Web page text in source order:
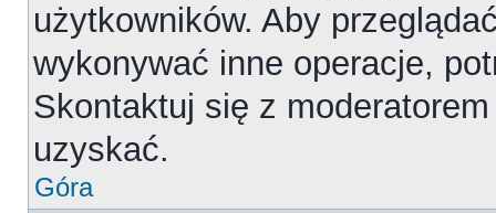
użytkowników. Aby
wykonywać inne operacje,
Skontaktuj się z
uzyskać.
Góra